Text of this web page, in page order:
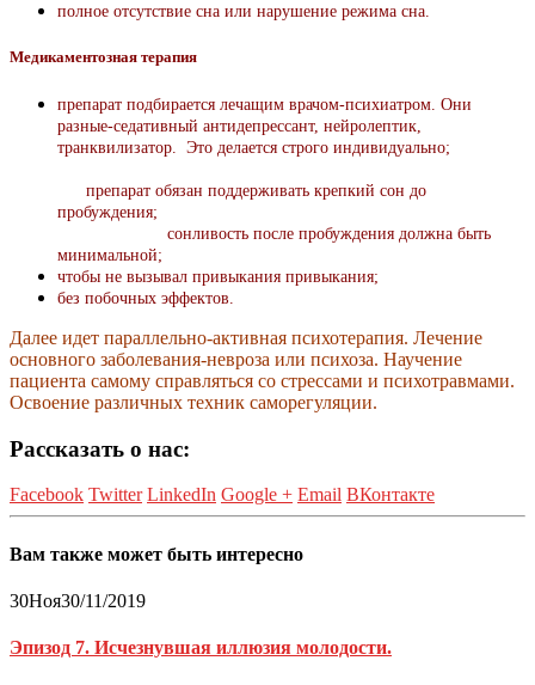
полное отсутствие сна или нарушение режима сна.
Медикаментозная терапия
препарат подбирается лечащим врачом-психиатром. Они
разные-седативный антидепрессант, нейролептик,
транквилизатор. Это делается строго индивидуально;
препарат обязан поддерживать крепкий сон до
пробуждения;
сонливость после пробуждения должна быть
минимальной;
чтобы не вызывал привыкания привыкания;
без побочных эффектов.
Далее идет параллельно-активная психотерапия. Лечение
основного заболевания-невроза или психоза. Научение
пациента самому справляться со стрессами и психотравмами.
Освоение различных техник саморегуляции.
Рассказать о нас:
Facebook Twitter LinkedIn Google + Email ВКонтакте
Вам также может быть интересно
30Ноя30/11/2019
Эпизод 7. Исчезнувшая иллюзия молодости.